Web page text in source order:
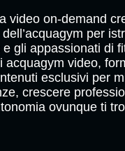
video on-demand
per
gli appassionati di
acquagym video,
esclusivi per
crescere
ovunque ti